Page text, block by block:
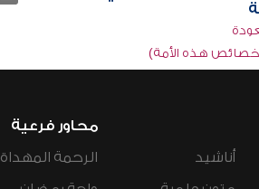
هذه الأمة)
أناشيد
محاور فرعية
الرحمة المهداة